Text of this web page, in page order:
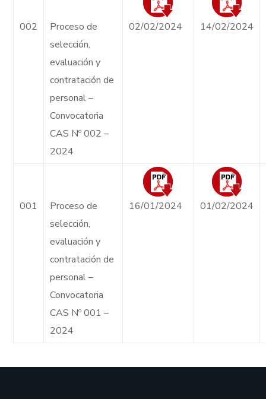
002
Proceso de
selección,
evaluación y
contratación de
personal –
Convocatoria
CAS Nº 002 –
2024
02/02/2024 14/02/2024
001
Proceso de
selección,
evaluación y
contratación de
personal –
Convocatoria
CAS Nº 001 –
2024
16/01/2024 01/02/2024